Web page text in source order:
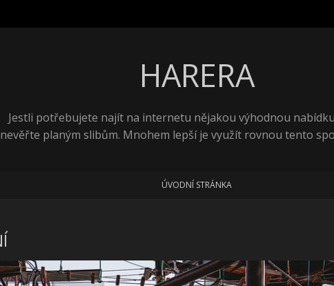
HARERA
Jestli potřebujete najít na internetu nějakou výhodnou
nevěřte planým slibům. Mnohem lepší je využít rovnou tento
ÚVODNÍ STRÁNKA